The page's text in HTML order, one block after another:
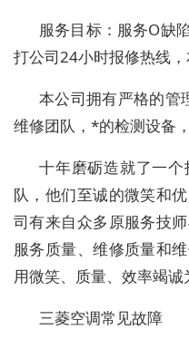
服务目标：服务O缺
打公司24小时报修热线
本公司拥有严格的管
维修团队，*的检测设备
十年磨砺造就了一
队，他们至诚的微笑和
司有来自众多原服务技
服务质量、维修质量和
用微笑、质量、效率竭诚
三菱空调常见故障